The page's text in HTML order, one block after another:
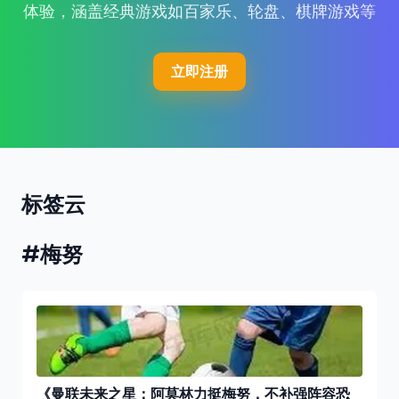
体验，涵盖经典游戏如百家乐、轮盘、棋牌游戏等
立即注册
标签云
#梅努
《曼联未来之星：阿莫林力挺梅努，不补强阵容恐